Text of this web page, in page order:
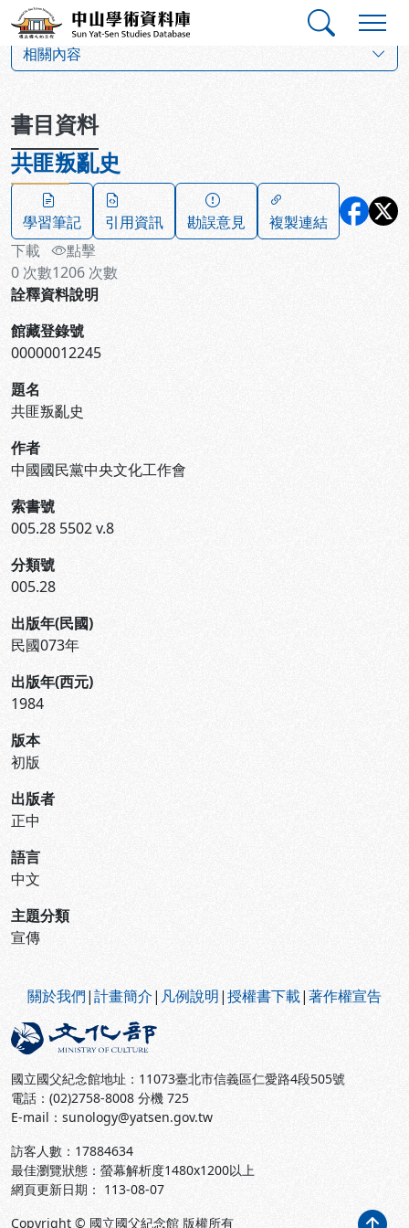
跳到主要內容
中山學術資料庫
相關內容
書目資料
共匪叛亂史
學習筆記 引用資訊 勘誤意見
複製連結
下載
0 次數
點擊
1206 次數
詮釋資料說明
館藏登錄號
00000012245
題名
共匪叛亂史
作者
中國國民黨中央文化工作會
索書號
005.28 5502 v.8
分類號
005.28
出版年(民國)
民國073年
出版年(西元)
1984
版本
初版
出版者
正中
語言
中文
主題分類
宣傳
關於我們|計畫簡介| 凡例說明|授權書下載|著作權宣告
國立國父紀念館地址：11073臺北市信義區仁愛路4段505號
電話：(02)2758-8008 分機 725
E-mail：sunology@yatsen.gov.tw
訪客人數： 17884634
最佳瀏覽狀態：螢幕解析度1480x1200以上
網頁更新日期： 113-08-07
Copyright © 國立國父紀念館 版權所有